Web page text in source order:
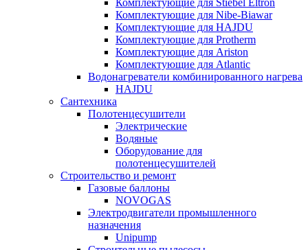
Комплектующие для Stiebel Eltron
Комплектующие для Nibe-Biawar
Комплектующие для HAJDU
Комплектующие для Protherm
Комплектующие для Ariston
Комплектующие для Atlantic
Водонагреватели комбинированного нагрева
HAJDU
Сантехника
Полотенцесушители
Электрические
Водяные
Оборудование для
полотенцесушителей
Строительство и ремонт
Газовые баллоны
NOVOGAS
Электродвигатели промышленного
назначения
Unipump